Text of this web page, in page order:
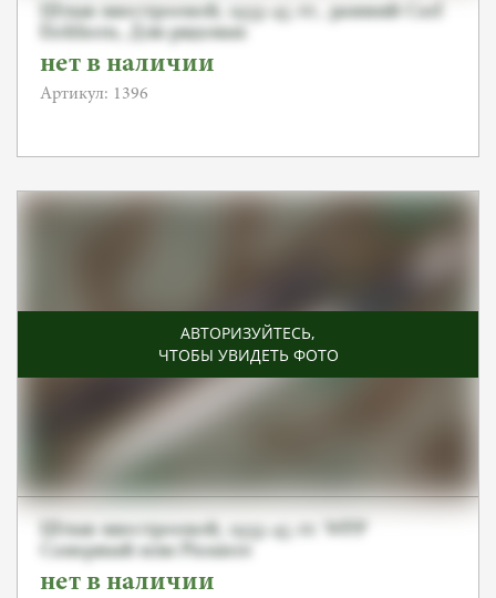
Штык внестроевой, 1933-45 гг., ранний Carl
Eickhorn, Для рядовых
нет в наличии
Артикул: 1396
АВТОРИЗУЙТЕСЬ,
ЧТОБЫ УВИДЕТЬ ФОТО
Штык внестроевой, 1933-45 гг. WFP
Саперный или Pioniere
нет в наличии